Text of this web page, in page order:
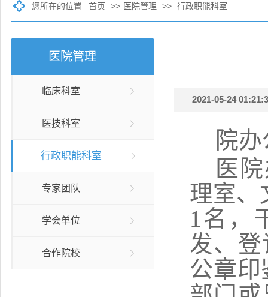
您所在的位置 首页 >> 医院管理 >> 行政职能科室
医院管理
临床科室
医技科室
行政职能科室
专家团队
学会单位
合作院校
2021-05-24
院
医
理室、
1名，
发、
公章